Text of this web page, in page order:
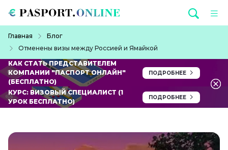
Главная
Блог
Отменены визы между Россией и Ямайкой
КАК СТАТЬ ПРЕДСТАВИТЕЛЕМ
КОМПАНИИ "ПАСПОРТ ОНЛАЙН"
(БЕСПЛАТНО)
ПОДРОБНЕЕ
КУРС: ВИЗОВЫЙ СПЕЦИАЛИСТ (1
УРОК БЕСПЛАТНО)
ПОДРОБНЕЕ